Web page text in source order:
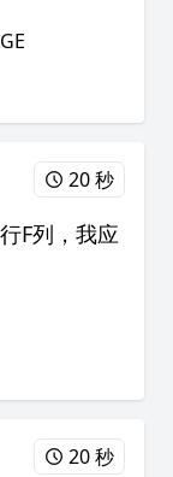
20 秒
F列，我应
20 秒